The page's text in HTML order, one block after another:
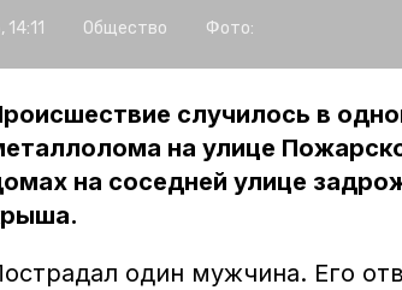
Общество Фото:
случилось в
на улице
на соседней улице
один мужчина. Его